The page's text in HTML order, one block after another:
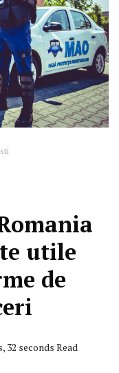
utile
de
32 seconds Read